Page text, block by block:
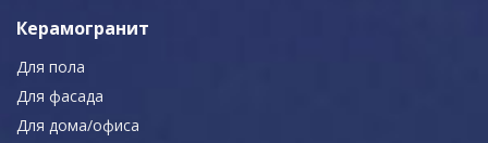
Керамогранит
Для пола
Для фасада
Для дома/офиса